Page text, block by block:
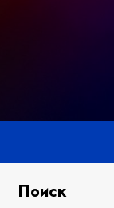
Поиск